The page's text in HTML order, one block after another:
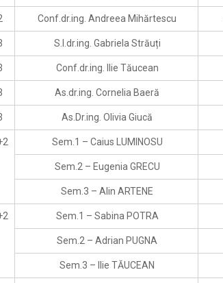
Conf.dr.ing. Andreea Mihărtescu
S.l.dr.ing. Gabriela Străuți
Conf.dr.ing. Ilie Tăucean
As.dr.ing. Cornelia Baeră
As.Dr.ing. Olivia Giucă
Sem.1 – Caius LUMINOSU
Sem.2 – Eugenia GRECU
Sem.3 – Alin ARTENE
Sem.1 – Sabina POTRA
Sem.2 – Adrian PUGNA
Sem.3 – Ilie TĂUCEAN